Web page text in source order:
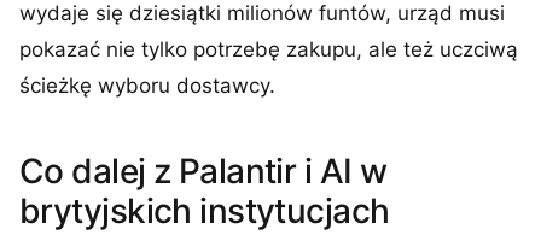
wydaje się dziesiątki milionów funtów, urząd musi
pokazać nie tylko potrzebę zakupu, ale też uczciwą
ścieżkę wyboru dostawcy.
Co dalej z Palantir i AI w
brytyjskich instytucjach